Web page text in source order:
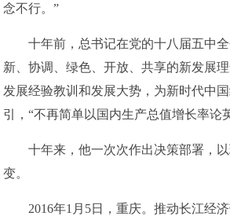
念不行。”
十年前，总书记在党的十八届五中全
新、协调、绿色、开放、共享的新发展
发展经验教训和发展大势，为新时代中
引，“不再简单以国内生产总值增长率论
十年来，他一次次作出决策部署，以
变。
2016年1月5日，重庆。推动长江经济